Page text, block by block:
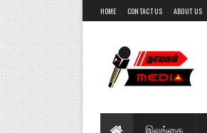
HOME CONTACT US ABOUT US
இலங்கை